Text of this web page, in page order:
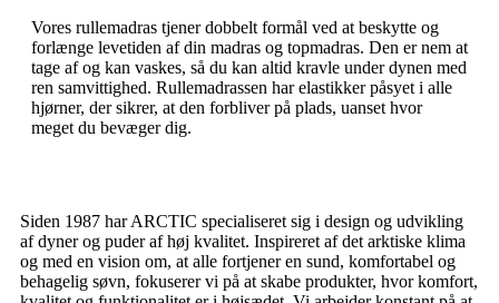
Vores rullemadras tjener dobbelt formål ved at beskytte og
forlænge levetiden af din madras og topmadras. Den er nem at
tage af og kan vaskes, så du kan altid kravle under dynen med
ren samvittighed. Rullemadrassen har elastikker påsyet i alle
hjørner, der sikrer, at den forbliver på plads, uanset hvor
meget du bevæger dig.
Siden 1987 har ARCTIC specialiseret sig i design og udvikling
af dyner og puder af høj kvalitet. Inspireret af det arktiske klima
og med en vision om, at alle fortjener en sund, komfortabel og
behagelig søvn, fokuserer vi på at skabe produkter, hvor komfort,